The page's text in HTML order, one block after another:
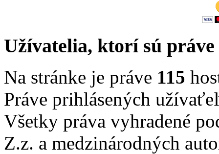
Užívatelia, ktorí sú
Na stránke je práve 115
Práve prihlásených
Všetky práva vyhradené
Z.z. a medzinárodných